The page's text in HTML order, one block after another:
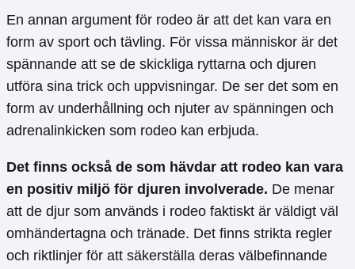
En annan argument för rodeo är att det kan vara en
form av sport och tävling. För vissa människor är det
spännande att se de skickliga ryttarna och djuren
utföra sina trick och uppvisningar. De ser det som en
form av underhållning och njuter av spänningen och
adrenalinkicken som rodeo kan erbjuda.
Det finns också de som hävdar att rodeo kan vara
en positiv miljö för djuren involverade. De menar
att de djur som används i rodeo faktiskt är väldigt väl
omhändertagna och tränade. Det finns strikta regler
och riktlinjer för att säkerställa deras välbefinnande